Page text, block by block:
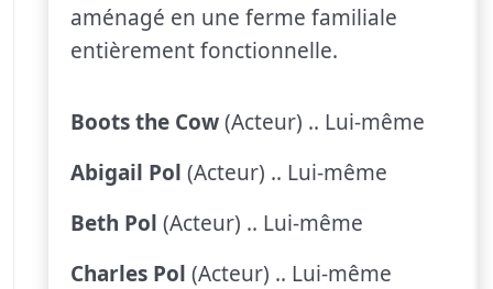
aménagé en une ferme familiale
entièrement fonctionnelle.
Boots the Cow(Acteur) .. Lui-même
Abigail Pol (Acteur) .. Lui-même
Beth Pol (Acteur) .. Lui-même
Charles Pol (Acteur) .. Lui-même